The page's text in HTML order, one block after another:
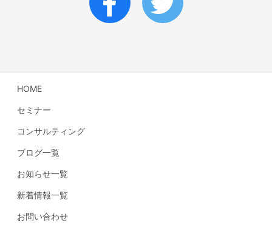
HOME
セミナー
コンサルティング
ブログ一覧
お知らせ一覧
新着情報一覧
お問い合わせ